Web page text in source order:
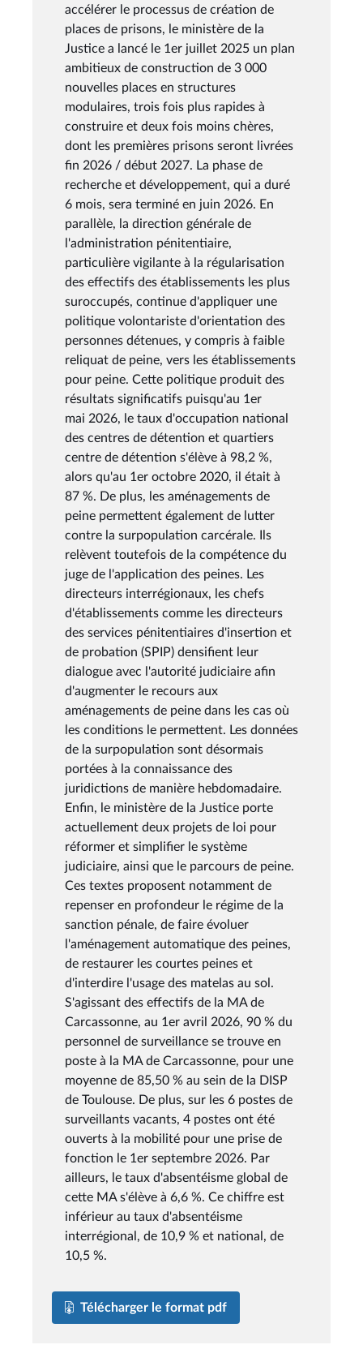
accélérer le processus de création de
places de prisons, le ministère de la
Justice a lancé le 1er juillet 2025 un plan
ambitieux de construction de 3 000
nouvelles places en structures
modulaires, trois fois plus rapides à
construire et deux fois moins chères,
dont les premières prisons seront livrées
fin 2026 / début 2027. La phase de
recherche et développement, qui a duré
6 mois, sera terminé en juin 2026. En
parallèle, la direction générale de
l'administration pénitentiaire,
particulière vigilante à la régularisation
des effectifs des établissements les plus
suroccupés, continue d'appliquer une
politique volontariste d'orientation des
personnes détenues, y compris à faible
reliquat de peine, vers les établissements
pour peine. Cette politique produit des
résultats significatifs puisqu'au 1er
mai 2026, le taux d'occupation national
des centres de détention et quartiers
centre de détention s'élève à 98,2 %,
alors qu'au 1er octobre 2020, il était à
87 %. De plus, les aménagements de
peine permettent également de lutter
contre la surpopulation carcérale. Ils
relèvent toutefois de la compétence du
juge de l'application des peines. Les
directeurs interrégionaux, les chefs
d'établissements comme les directeurs
des services pénitentiaires d'insertion et
de probation (SPIP) densifient leur
dialogue avec l'autorité judiciaire afin
d'augmenter le recours aux
aménagements de peine dans les cas où
les conditions le permettent. Les données
de la surpopulation sont désormais
portées à la connaissance des
juridictions de manière hebdomadaire.
Enfin, le ministère de la Justice porte
actuellement deux projets de loi pour
réformer et simplifier le système
judiciaire, ainsi que le parcours de peine.
Ces textes proposent notamment de
repenser en profondeur le régime de la
sanction pénale, de faire évoluer
l'aménagement automatique des peines,
de restaurer les courtes peines et
d'interdire l'usage des matelas au sol.
S'agissant des effectifs de la MA de
Carcassonne, au 1er avril 2026, 90 % du
personnel de surveillance se trouve en
poste à la MA de Carcassonne, pour une
moyenne de 85,50 % au sein de la DISP
de Toulouse. De plus, sur les 6 postes de
surveillants vacants, 4 postes ont été
ouverts à la mobilité pour une prise de
fonction le 1er septembre 2026. Par
ailleurs, le taux d'absentéisme global de
cette MA s'élève à 6,6 %. Ce chiffre est
inférieur au taux d'absentéisme
interrégional, de 10,9 % et national, de
10,5 %.
Télécharger le format pdf